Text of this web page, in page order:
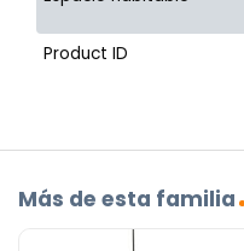
Product ID
Más de esta familia